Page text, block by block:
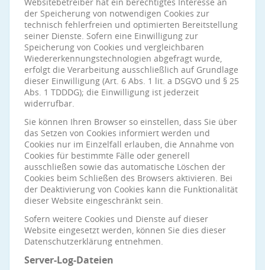
der Speicherung von notwendigen Cookies zur
technisch fehlerfreien und optimierten Bereitstellung
seiner Dienste. Sofern eine Einwilligung zur
Speicherung von Cookies und vergleichbaren
Wiedererkennungstechnologien abgefragt wurde,
erfolgt die Verarbeitung ausschließlich auf Grundlage
dieser Einwilligung (Art. 6 Abs. 1 lit. a DSGVO und § 25
Abs. 1 TDDDG); die Einwilligung ist jederzeit
widerrufbar.
Sie können Ihren Browser so einstellen, dass Sie über
das Setzen von Cookies informiert werden und
Cookies nur im Einzelfall erlauben, die Annahme von
Cookies für bestimmte Fälle oder generell
ausschließen sowie das automatische Löschen der
Cookies beim Schließen des Browsers aktivieren. Bei
der Deaktivierung von Cookies kann die Funktionalität
dieser Website eingeschränkt sein.
Sofern weitere Cookies und Dienste auf dieser
Website eingesetzt werden, können Sie dies dieser
Datenschutzerklärung entnehmen.
Server-Log-Dateien